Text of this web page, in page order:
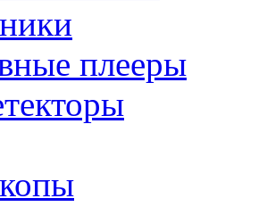
плееры